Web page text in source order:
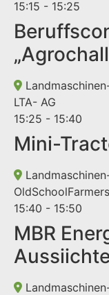
15:15 - 15:25
LTA- AG
15:25 - 15:40
Mini-
OldSchoolFarmers
15:40 - 15:50
MBR